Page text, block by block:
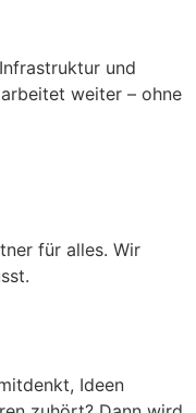
und
weiter – ohne
für alles. Wir
Ideen